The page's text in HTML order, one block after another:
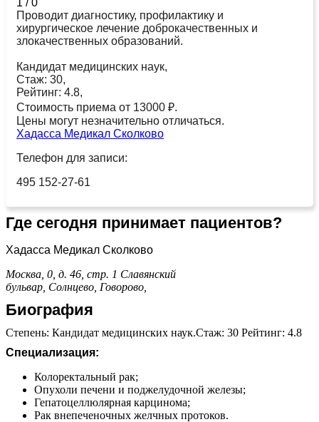
Проводит диагностику, профилактику и
хирургическое лечение доброкачественных и
злокачественных образований.
Кандидат медицинских наук,
Стаж: 30,
Рейтинг: 4.8,
Стоимость приема от 13000 ₽.
Цены могут незначительно отличаться.
Хадасса Медикал Сколково
Телефон для записи:
495 152-27-61
Где сегодня принимает пациентов?
Хадасса Медикал Сколково
Москва, 0, д. 46, стр. 1 Славянский
бульвар, Солнцево, Говорово,
Биография
Степень: Кандидат медицинских наук.Стаж: 30 Рейтинг: 4.8
Специализация:
Колоректальный рак;
Опухоли печени и поджелудочной железы;
Гепатоцеллюлярная карцинома;
Рак внепеченочных желчных протоков.